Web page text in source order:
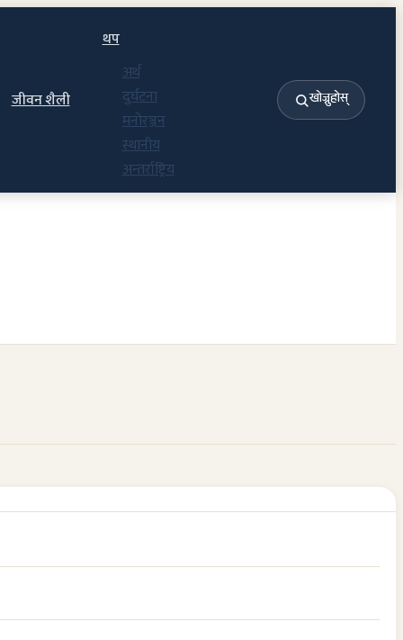
जीवन शैली
थप
अर्थ
दुर्घटना
मनोरञ्जन
स्थानीय
अन्तर्राष्ट्रिय
खोज्नुहोस्